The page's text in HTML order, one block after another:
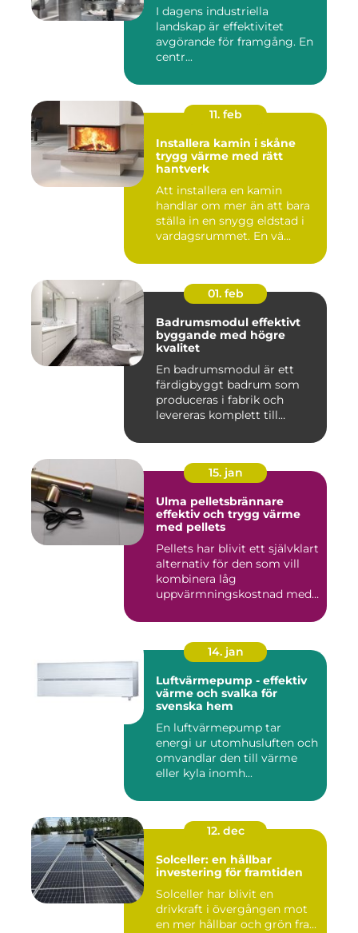
I dagens industriella
landskap är effektivitet
avgörande för framgång. En
centr...
11. feb
Installera kamin i skåne
trygg värme med rätt
hantverk
Att installera en kamin
handlar om mer än att bara
ställa in en snygg eldstad i
vardagsrummet. En vä...
01. feb
Badrumsmodul effektivt
byggande med högre
kvalitet
En badrumsmodul är ett
färdigbyggt badrum som
produceras i fabrik och
levereras komplett till
15. jan
Ulma pelletsbrännare
effektiv och trygg värme
med pellets
Pellets har blivit ett självklart
alternativ för den som vill
kombinera låg
uppvärmningskostnad med
14. jan
Luftvärmepump - effektiv
värme och svalka för
svenska hem
En luftvärmepump tar
energi ur utomhusluften och
omvandlar den till värme
eller kyla inomh...
12. dec
Solceller: en hållbar
investering för framtiden
Solceller har blivit en
drivkraft i övergången mot
en mer hållbar och grön fra...